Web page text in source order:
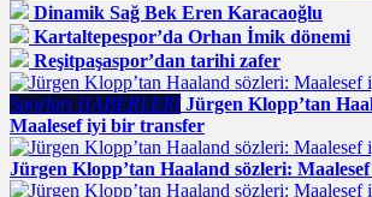
Dinamik Sağ Bek Eren Karacaoğlu
Kartaltepespor’da Orhan İmik dönemi
Reşitpaşaspor’dan tarihi zafer
Sporları HABERLERİ Jürgen Klopp’tan
Maalesef iyi bir transfer
Jürgen Klopp’tan Haaland sözleri: